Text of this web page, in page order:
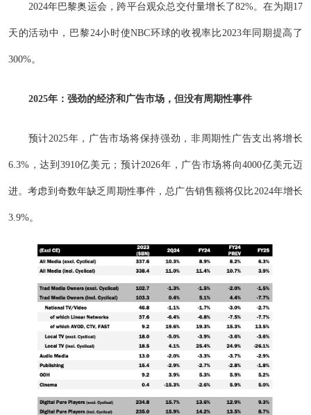
2024年巴黎奥运会，跨平台观众总交付量增长了82%。在为期17
天的活动中，巴黎24小时使NBC环球的收视率比2023年同期提高了
300%。
2025年：强劲的经济和广告市场，但没有周期性事件
预计2025年，广告市场将保持强劲，非周期性广告支出将增长
6.3%，达到3910亿美元；预计2026年，广告市场将向4000亿美元迈
进。考虑到奇数年缺乏周期性事件，总广告销售额将仅比2024年增长
3.9%。